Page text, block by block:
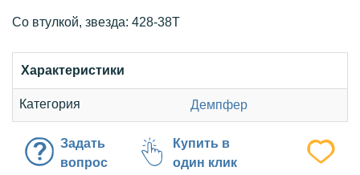
Со втулкой, звезда: 428-38T
Характеристики
Категория Демпфер
Задать
вопрос
Купить в
один клик